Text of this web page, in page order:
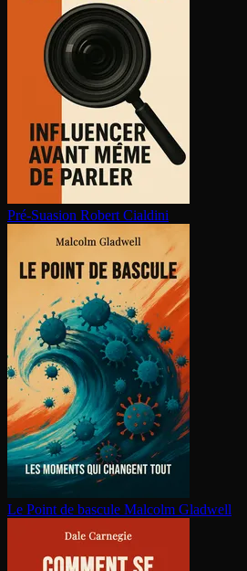
Pré-Suasion Robert Cialdini
Le Point de bascule Malcolm Gladwell